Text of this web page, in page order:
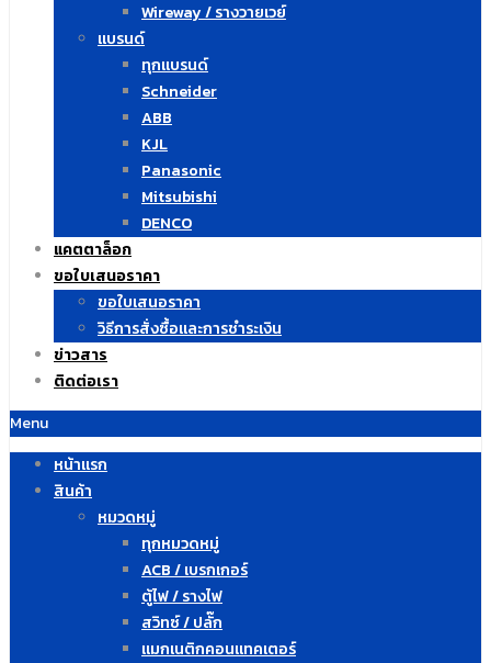
Wireway / รางวายเวย์
แบรนด์
ทุกแบรนด์
Schneider
ABB
KJL
Panasonic
Mitsubishi
DENCO
แคตตาล็อก
ขอใบเสนอราคา
ขอใบเสนอราคา
วิธีการสั่งซื้อและการชำระเงิน
ข่าวสาร
ติดต่อเรา
Menu
หน้าแรก
สินค้า
หมวดหมู่
ทุกหมวดหมู่
ACB / เบรกเกอร์
ตู้ไฟ / รางไฟ
สวิทซ์ / ปลั๊ก
แมกเนติกคอนแทคเตอร์